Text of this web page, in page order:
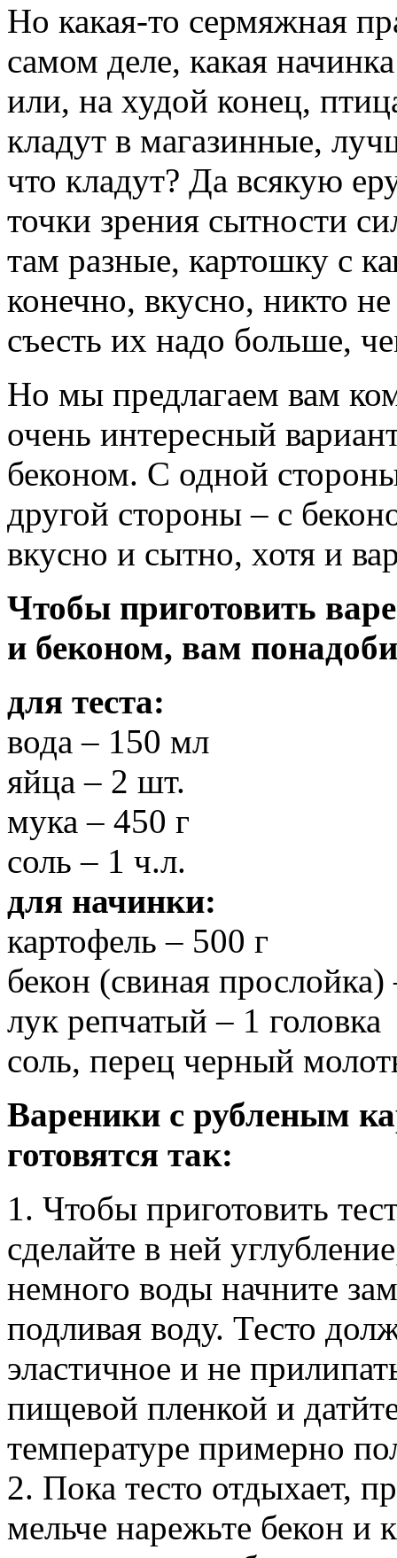
Но какая-то сермяжная
самом деле, какая
или, на худой конец,
кладут в магазинные,
что кладут? Да всякую
точки зрения сытности
там разные, картошку с
конечно, вкусно, никто
съесть их надо больше,
Но мы предлагаем вам
очень интересный
беконом. С одной
другой стороны – с
вкусно и сытно, хотя и
Чтобы приготовить
и беконом, вам
для теста:
вода – 150 мл
яйца – 2 шт.
мука – 450 г
соль – 1 ч.л.
для начинки:
картофель – 500 г
бекон (свиная прослойка)
лук репчатый – 1 головка
соль, перец черный
Вареники с рубленым
готовятся так:
1. Чтобы приготовить
сделайте в ней
немного воды начните
подливая воду. Тесто
эластичное и не
пищевой пленкой и
температуре примерно
2. Пока тесто отдыхает,
мельче нарежьте бекон и